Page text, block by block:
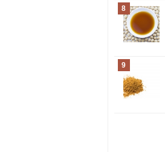
8
9